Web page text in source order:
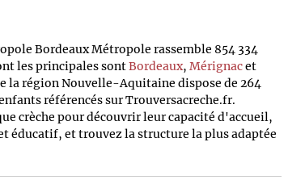
Bordeaux Métropole rassemble 854 334
les principales sontBordeaux, Mérignacet
la région Nouvelle-Aquitaine dispose de 264
référencés sur Trouversacreche.fr.
crèche pour découvrir leur capacité d'accueil,
éducatif, et trouvez la structure la plus adaptée